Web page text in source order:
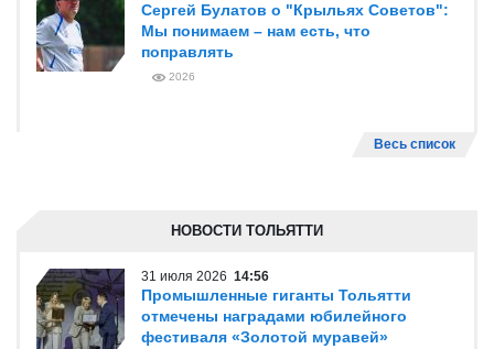
Сергей Булатов о "Крыльях Советов":
Мы понимаем – нам есть, что
поправлять
2026
Весь список
НОВОСТИ ТОЛЬЯТТИ
31 июля 2026 14:56
Промышленные гиганты Тольятти
отмечены наградами юбилейного
фестиваля «Золотой муравей»